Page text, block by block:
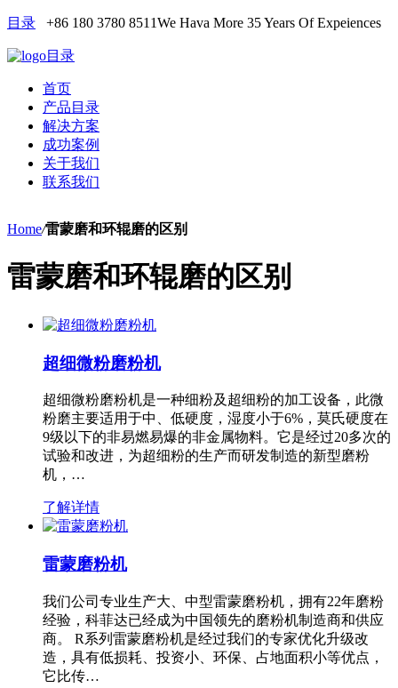
目录 +86 180 3780 8511We Hava More 35 Years Of Expeiences
目录
首页
产品目录
解决方案
成功案例
关于我们
联系我们
Home/雷蒙磨和环辊磨的区别
雷蒙磨和环辊磨的区别
超细微粉磨粉机
超细微粉磨粉机是一种细粉及超细粉的加工设备，此微
粉磨主要适用于中、低硬度，湿度小于6%，莫氏硬度在
9级以下的非易燃易爆的非金属物料。它是经过20多次的
试验和改进，为超细粉的生产而研发制造的新型磨粉
机，…
了解详情
雷蒙磨粉机
我们公司专业生产大、中型雷蒙磨粉机，拥有22年磨粉
经验，科菲达已经成为中国领先的磨粉机制造商和供应
商。 R系列雷蒙磨粉机是经过我们的专家优化升级改
造，具有低损耗、投资小、环保、占地面积小等优点，
它比传…